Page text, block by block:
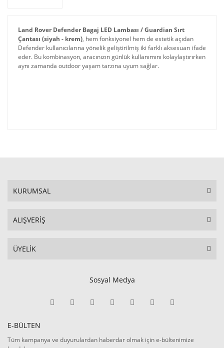
Land Rover Defender Bagaj LED Lambası / Guardian Sırt
Çantası (siyah - krem), hem fonksiyonel hem de estetik açıdan
Defender kullanıcılarına yönelik geliştirilmiş iki farklı aksesuarı ifade
eder. Bu kombinasyon, aracınızın günlük kullanımını kolaylaştırırken
aynı zamanda outdoor yaşam tarzına uyum sağlar.
KURUMSAL
ALIŞVERİŞ
ÜYELİK
Sosyal Medya
E-BÜLTEN
Tüm kampanya ve duyurulardan haberdar olmak için e-bültenimize